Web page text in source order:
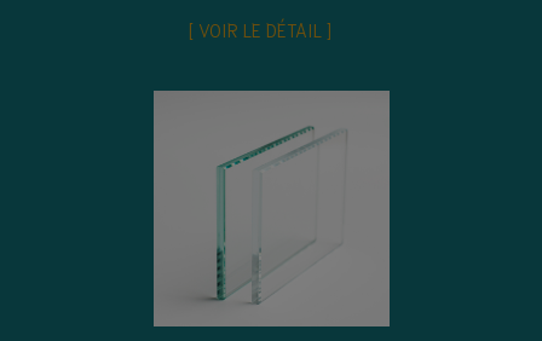
VOIR LE DÉTAIL